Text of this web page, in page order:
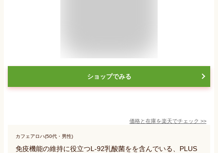
ショップでみる
価格と在庫を楽天でチェック >>
カフェアロハ(50代・男性)
免疫機能の維持に役立つL-92乳酸菌をを含んでいる、PLUS